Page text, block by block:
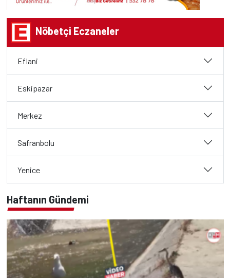
Nöbetçi Eczaneler
Eflani
Eskipazar
Merkez
Safranbolu
Yenice
Haftanın Gündemi